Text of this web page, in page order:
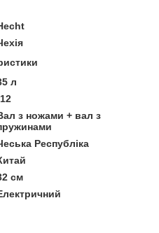
л
з ножами + вал з
Республіка
см